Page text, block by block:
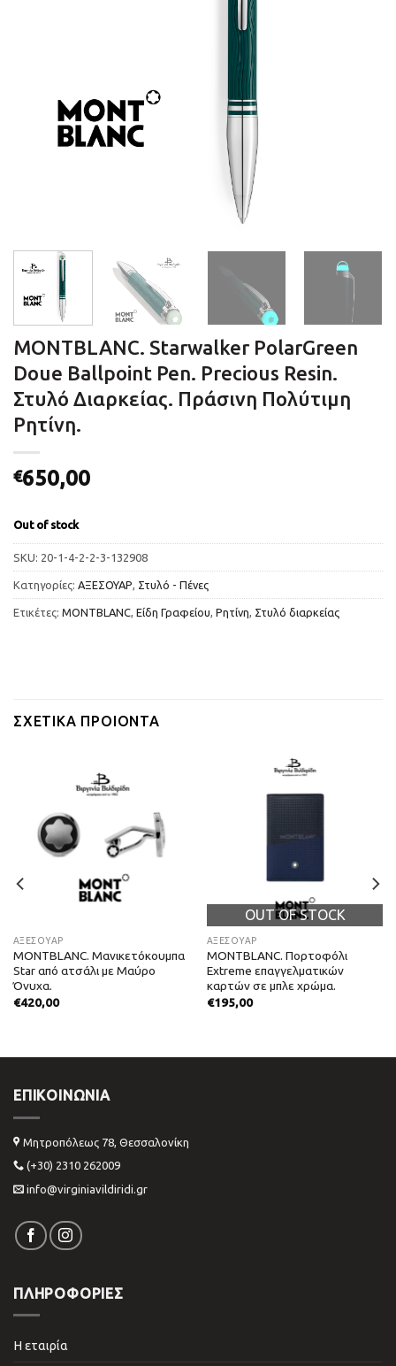
MONTBLANC. Starwalker PolarGreen
Doue Ballpoint Pen. Precious Resin.
Στυλό Διαρκείας. Πράσινη Πολύτιμη
Ρητίνη.
€650,00
Out of stock
SKU: 20-1-4-2-2-3-132908
Κατηγορίες: ΑΞΕΣΟΥΑΡ Στυλό - Πένες
Ετικέτες: MONTBLANC Είδη Γραφείου Ρητίνη Στυλό διαρκείας
ΣΧΕΤΙΚΆ ΠΡΟΙΌΝΤΑ
ΑΞΕΣΟΥΑΡ
MONTBLANC. Μανικετόκουμπα
Star από ατσάλι με Μαύρο
Όνυχα.
€420,00
OUT OF STOCK
ΑΞΕΣΟΥΑΡ
MONTBLANC. Πορτοφόλι
Extreme επαγγελματικών
καρτών σε μπλε χρώμα.
€195,00
ΕΠΙΚΟΙΝΩΝΊΑ
Μητροπόλεως 78, Θεσσαλονίκη
(+30) 2310 262009
info@virginiavildiridi.gr
ΠΛΗΡΟΦΟΡΙΕΣ
Η εταιρία